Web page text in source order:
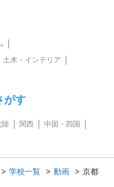
土木・インテリア
がす
陸 関西
中国・四国
学校一覧 動画
京都